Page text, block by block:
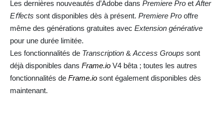
Les dernières nouveautés d’Adobe dans Premiere Pro et After
Eﬀects sont disponibles dès à présent. Premiere Pro offre
même des générations gratuites avec Extension générative
pour une durée limitée.
Les fonctionnalités de Transcription & Access Groups sont
déjà disponibles dans Frame.io V4 bêta ; toutes les autres
fonctionnalités de Frame.io sont également disponibles dès
maintenant.